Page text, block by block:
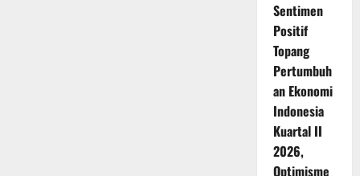
Sentimen
Positif
Topang
Pertumbuh
an Ekonomi
Indonesia
Kuartal II
2026,
Optimisme